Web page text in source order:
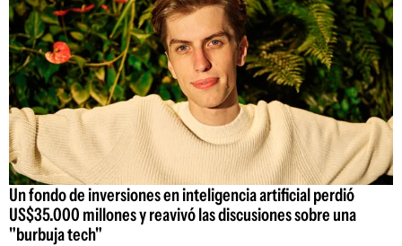
Un fondo de inversiones en inteligencia artificial perdió
US$35.000 millones y reavivó las discusiones sobre una
"burbuja tech"